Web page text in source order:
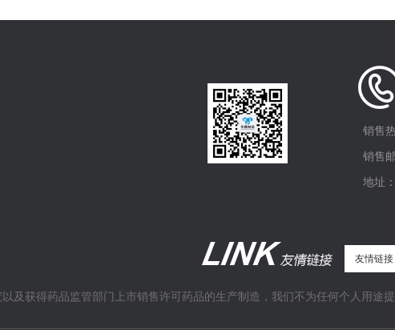
销售
销售
地址
获得药品监管部门上市销售许可药品的生产制造，我们不为任何个人用途提